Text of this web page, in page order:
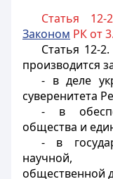
Статья
Законом РК от
Статья 12-2.
производится
- в деле
суверенитета
- в
общества и
- в
научной,
общественной